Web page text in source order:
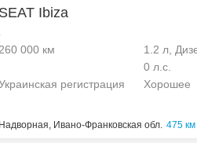
SEAT Ibiza
.
260 000 км 1.2 л,
0 л.с.
регистрация
Хорошее
Надворная, Ивано-Франковская обл. 475 км